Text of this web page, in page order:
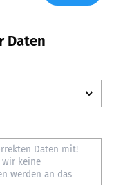
Daten